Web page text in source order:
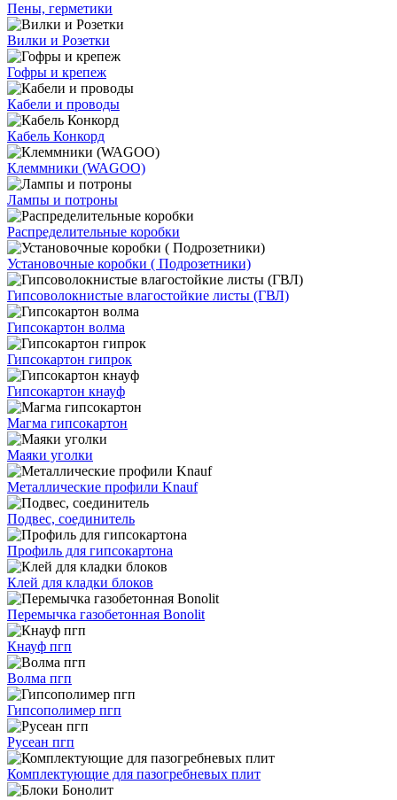
Пены, герметики
Вилки и Розетки
Гофры и крепеж
Кабели и проводы
Кабель Конкорд
Клеммники (WAGOО)
Лампы и потроны
Распределительные коробки
Установочные коробки ( Подрозетники)
Гипсоволокнистые влагостойкие листы (ГВЛ)
Гипсокартон волма
Гипсокартон гипрок
Гипсокартон кнауф
Магма гипсокартон
Маяки уголки
Металлические профили Knauf
Подвес, соединитель
Профиль для гипсокартона
Клей для кладки блоков
Перемычка газобетонная Bonolit
Кнауф пгп
Волма пгп
Гипсополимер пгп
Русеан пгп
Комплектующие для пазогребневых плит